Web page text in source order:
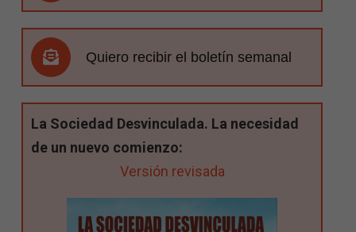
Quiero recibir el boletín semanal
La Sociedad Desvinculada. La necesidad
de un nuevo comienzo:
Versión revisada